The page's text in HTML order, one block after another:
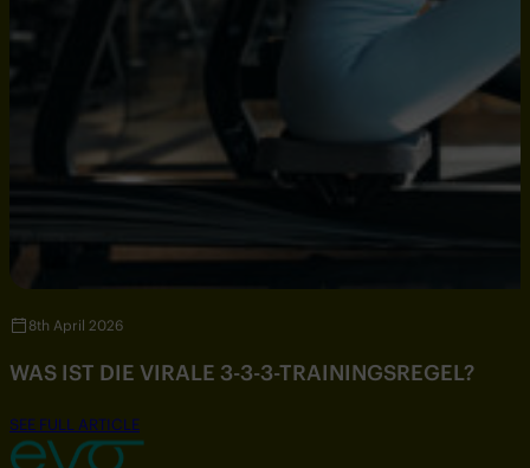
8th April 2026
WAS IST DIE VIRALE 3-3-3-TRAININGSREGEL?
SEE FULL ARTICLE